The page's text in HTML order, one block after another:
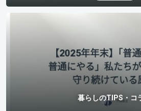
暮らしのTIPS・コ